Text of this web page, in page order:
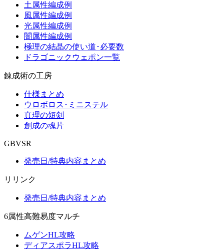
土属性編成例
風属性編成例
光属性編成例
闇属性編成例
極理の結晶の使い道･必要数
ドラゴニックウェポン一覧
錬成術の工房
仕様まとめ
ウロボロス･ミニステル
真理の短剣
創成の魂片
GBVSR
発売日/特典内容まとめ
リリンク
発売日/特典内容まとめ
6属性高難易度マルチ
ムゲンHL攻略
ディアスポラHL攻略